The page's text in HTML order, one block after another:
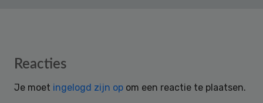
Reader
Reacties
Je moet ingelogd zijn op om een reactie te plaatsen.